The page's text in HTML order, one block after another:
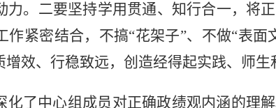
力。二要坚持学用贯通、知行合一，将
作紧密结合，不搞“花架子”、不做“表
效、行稳致远，创造经得起实践、师生
化了中心组成员对正确政绩观内涵的理